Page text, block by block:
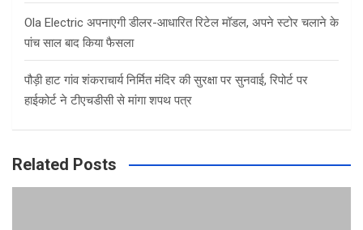
Ola Electric अपनाएगी डीलर-आधारित रिटेल मॉडल, अपने स्टोर चलाने के
पांच साल बाद किया फैसला
पौड़ी हाट गांव शंकराचार्य निर्मित मंदिर की सुरक्षा पर सुनवाई, रिपोर्ट पर
हाईकोर्ट ने टीएचडीसी से मांगा शपथ पत्र
Related Posts